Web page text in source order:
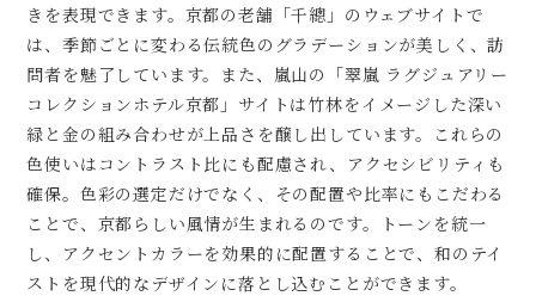
きを表現できます。京都の老舗「千總」のウェブサイトで
は、季節ごとに変わる伝統色のグラデーションが美しく、訪
問者を魅了しています。また、嵐山の「翠嵐 ラグジュアリー
コレクションホテル京都」サイトは竹林をイメージした深い
緑と金の組み合わせが上品さを醸し出しています。これらの
色使いはコントラスト比にも配慮され、アクセシビリティも
確保。色彩の選定だけでなく、その配置や比率にもこだわる
ことで、京都らしい風情が生まれるのです。トーンを統一
し、アクセントカラーを効果的に配置することで、和のテイ
ストを現代的なデザインに落とし込むことができます。